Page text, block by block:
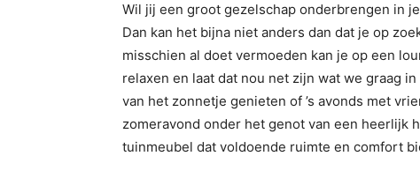
Wil jij een groot gezelschap onderbrengen in
Dan kan het bijna niet anders dan dat je op
misschien al doet vermoeden kan je op een
relaxen en laat dat nou net zijn wat we graag
van het zonnetje genieten of ’s avonds met
zomeravond onder het genot van een heerlijk
tuinmeubel dat voldoende ruimte en comfort